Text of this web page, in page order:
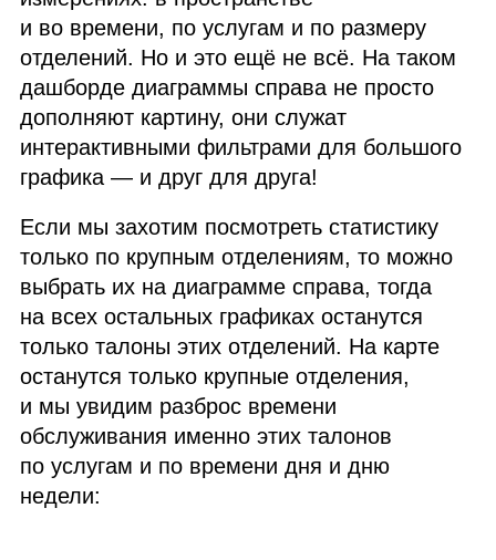
и во времени, по услугам и по размеру
отделений. Но и это ещё не всё. На таком
дашборде диаграммы справа не просто
дополняют картину, они служат
интерактивными фильтрами для большого
графика — и друг для друга!
Если мы захотим посмотреть статистику
только по крупным отделениям, то можно
выбрать их на диаграмме справа, тогда
на всех остальных графиках останутся
только талоны этих отделений. На карте
останутся только крупные отделения,
и мы увидим разброс времени
обслуживания именно этих талонов
по услугам и по времени дня и дню
недели: